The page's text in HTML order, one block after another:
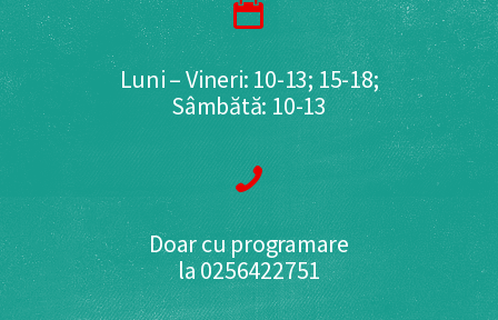
Luni – Vineri: 10-13; 15-18;
Sâmbătă: 10-13
Doar cu programare
la 0256422751